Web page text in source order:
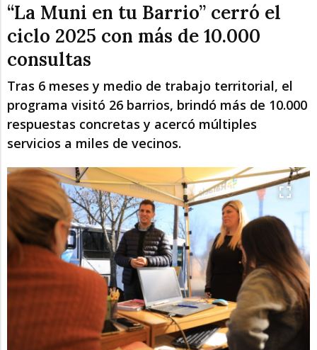
Dom
“La Muni en tu Barrio” cerró el
ciclo 2025 con más de 10.000
consultas
Tras 6 meses y medio de trabajo territorial, el
programa visitó 26 barrios, brindó más de 10.000
respuestas concretas y acercó múltiples
servicios a miles de vecinos.